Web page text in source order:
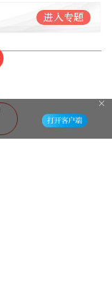
进入专题